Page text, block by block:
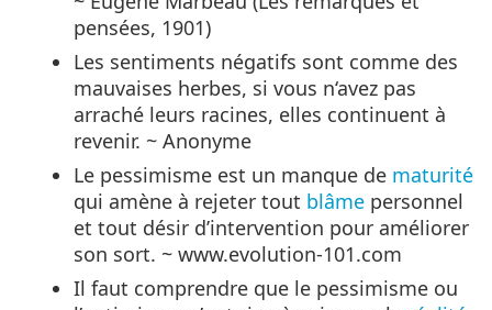
pensées, 1901)
Les sentiments négatifs sont comme des
mauvaises herbes, si vous n‘avez pas
arraché leurs racines, elles continuent à
revenir. ~ Anonyme
Le pessimisme est un manque de maturité
qui amène à rejeter tout blâme personnel
et tout désir d’intervention pour améliorer
son sort. ~ www.evolution-101.com
Il faut comprendre que le pessimisme ou